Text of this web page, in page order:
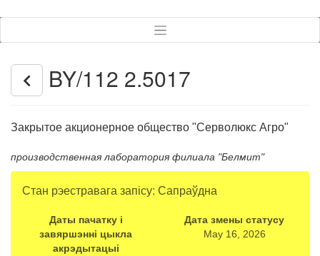
BY/112 2.5017
Закрытое акционерное общество "Серволюкс Агро"
производственная лаборатория филиала "Белмит"
Стан рэестравага запісу: Сапраўдна
Даты пачатку і
завяршэнні цыкла
акрэдытацыі
Дата змены статусу
May 16, 2026